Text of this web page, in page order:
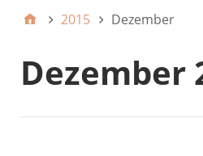
2015 Dezember
Dezember